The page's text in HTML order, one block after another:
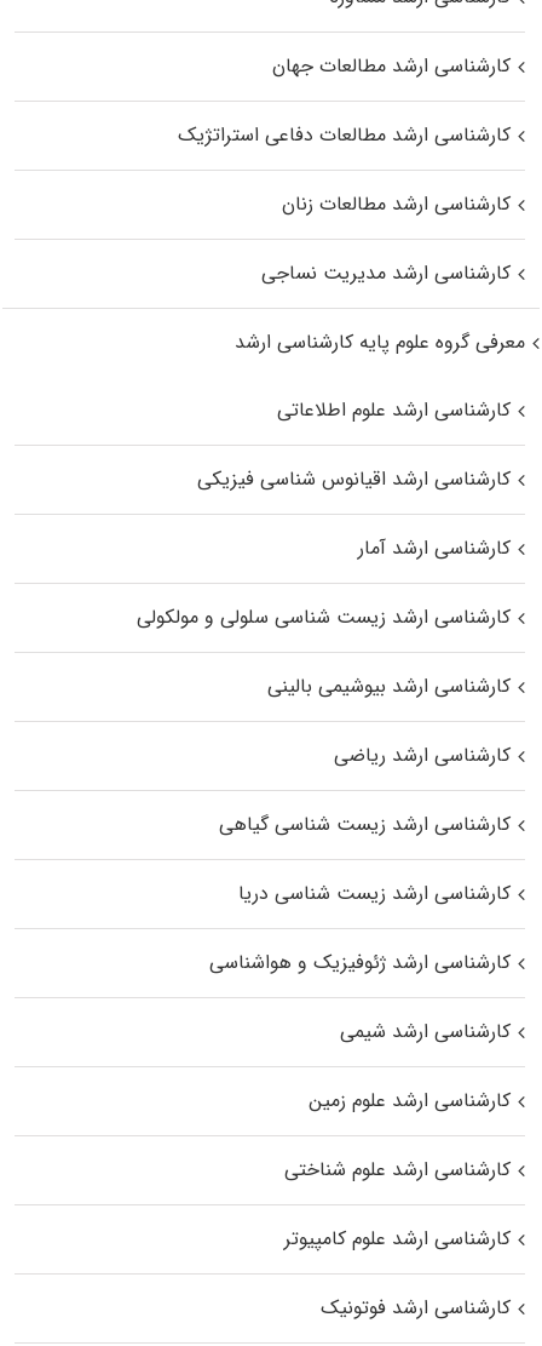
کارشناسی ارشد مطالعات جهان
کارشناسی ارشد مطالعات دفاعی استراتژیک
کارشناسی ارشد مطالعات زنان
کارشناسی ارشد مدیریت نساجی
معرفی گروه علوم پایه کارشناسی ارشد
کارشناسی ارشد علوم اطلاعاتی
کارشناسی ارشد اقیانوس‌ شناسی فیزیکی
کارشناسی ارشد آمار
کارشناسی ارشد زیست شناسی سلولی و مولکولی
کارشناسی ارشد بیوشیمی بالینی
کارشناسی ارشد ریاضی
کارشناسی ارشد زیست‌ شناسی گیاهی
کارشناسی ارشد زیست‌ شناسی دریا
کارشناسی ارشد ژئوفیزیک و هواشناسی
کارشناسی ارشد شیمی
کارشناسی ارشد علوم زمین
کارشناسی ارشد علوم شناختی
کارشناسی ارشد علوم کامپیوتر
کارشناسی ارشد فوتونیک